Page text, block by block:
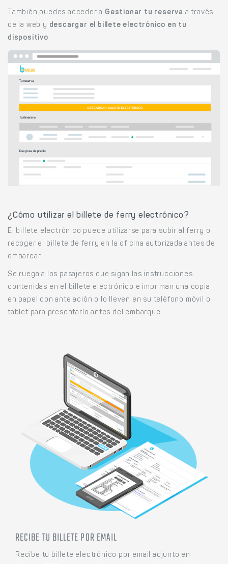
También puedes acceder a Gestionar tu reserva a través
de la web y descargar el billete electrónico en tu
dispositivo.
¿Cómo utilizar el billete de ferry electrónico?
El billete electrónico puede utilizarse para subir al ferry o
recoger el billete de ferry en la oficina autorizada antes de
embarcar.
Se ruega a los pasajeros que sigan las instrucciones
contenidas en el billete electrónico e impriman una copia
en papel con antelación o lo lleven en su teléfono móvil o
tablet para presentarlo antes del embarque.
RECIBE TU BILLETE POR EMAIL
Recibe tu billete electrónico por email adjunto en